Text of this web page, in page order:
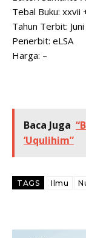
Tebal Buku: xxvii
Tahun Terbit:
Penerbit: eLSA
Harga: –
Baca Juga
‘Uqulihim”
TAGS Ilmu